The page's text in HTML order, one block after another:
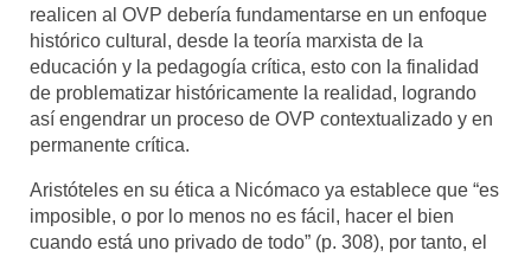
realicen al OVP debería fundamentarse en un enfoque
histórico cultural, desde la teoría marxista de la
educación y la pedagogía crítica, esto con la finalidad
de problematizar históricamente la realidad, logrando
así engendrar un proceso de OVP contextualizado y en
permanente crítica.
Aristóteles en su ética a Nicómaco ya establece que “es
imposible, o por lo menos no es fácil, hacer el bien
cuando está uno privado de todo” (p. 308), por tanto, el